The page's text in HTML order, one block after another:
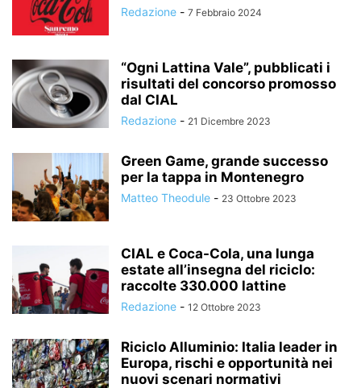
Redazione - 7 Febbraio 2024
“Ogni Lattina Vale”, pubblicati i
risultati del concorso promosso
dal CIAL
Redazione - 21 Dicembre 2023
Green Game, grande successo
per la tappa in Montenegro
Matteo Theodule - 23 Ottobre 2023
CIAL e Coca-Cola, una lunga
estate all’insegna del riciclo:
raccolte 330.000 lattine
Redazione - 12 Ottobre 2023
Riciclo Alluminio: Italia leader in
Europa, rischi e opportunità nei
nuovi scenari normativi